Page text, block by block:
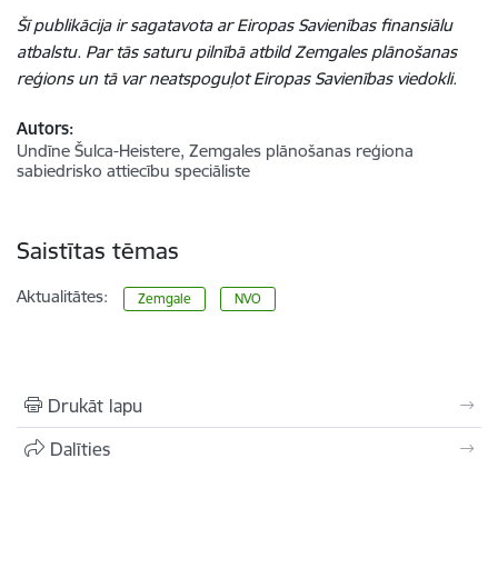
Šī publikācija ir sagatavota ar Eiropas Savienības finansiālu
atbalstu. Par tās saturu pilnībā atbild Zemgales plānošanas
reģions un tā var neatspoguļot Eiropas Savienības viedokli.
Autors:
Undīne Šulca-Heistere, Zemgales plānošanas reģiona
sabiedrisko attiecību speciāliste
Saistītas tēmas
Aktualitātes: Zemgale NVO
Drukāt lapu
Dalīties